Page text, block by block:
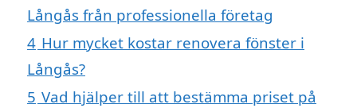
Långås från professionella företag
4 Hur mycket kostar renovera fönster i
Långås?
5 Vad hjälper till att bestämma priset på